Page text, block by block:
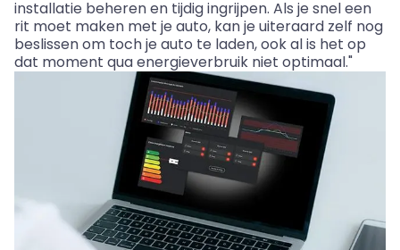
installatie beheren en tijdig ingrijpen. Als je snel een
rit moet maken met je auto, kan je uiteraard zelf nog
beslissen om toch je auto te laden, ook al is het op
dat moment qua energieverbruik niet optimaal."